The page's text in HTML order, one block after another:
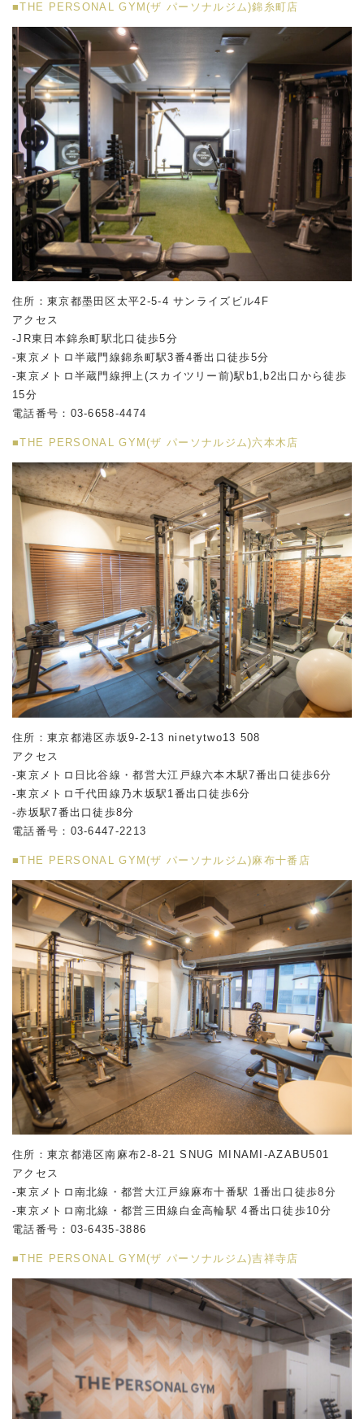
■THE PERSONAL GYM(ザ パーソナルジム)錦糸町店
住所：東京都墨田区太平2-5-4 サンライズビル4F
アクセス
-JR東日本錦糸町駅北口徒歩5分
-東京メトロ半蔵門線錦糸町駅3番4番出口徒歩5分
-東京メトロ半蔵門線押上(スカイツリー前)駅b1,b2出口から徒歩
15分
電話番号：03-6658-4474
■THE PERSONAL GYM(ザ パーソナルジム)六本木店
住所：東京都港区赤坂9-2-13 ninetytwo13 508
アクセス
-東京メトロ日比谷線・都営大江戸線六本木駅7番出口徒歩6分
-東京メトロ千代田線乃木坂駅 1 番出口徒歩6分
-赤坂駅7番出口徒歩8分
電話番号： 03-6447-2213
■THE PERSONAL GYM(ザ パーソナルジム)麻布十番店
住所：東京都港区南麻布2-8-21 SNUG MINAMI-AZABU501
アクセス
-東京メトロ南北線・都営大江戸線麻布十番駅 1番出口徒歩8分
-東京メトロ南北線・都営三田線白金高輪駅 4番出口徒歩10分
電話番号： 03-6435-3886
■THE PERSONAL GYM(ザ パーソナルジム)吉祥寺店